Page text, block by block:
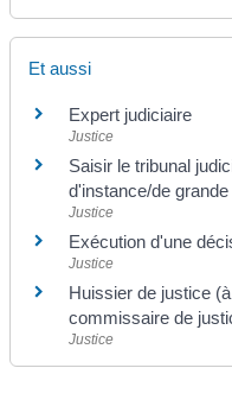
Et aussi
Expert judiciaire
Justice
Saisir le tribunal
d'instance/de
Justice
Exécution d'une
Justice
Huissier de justice
commissaire de
Justice